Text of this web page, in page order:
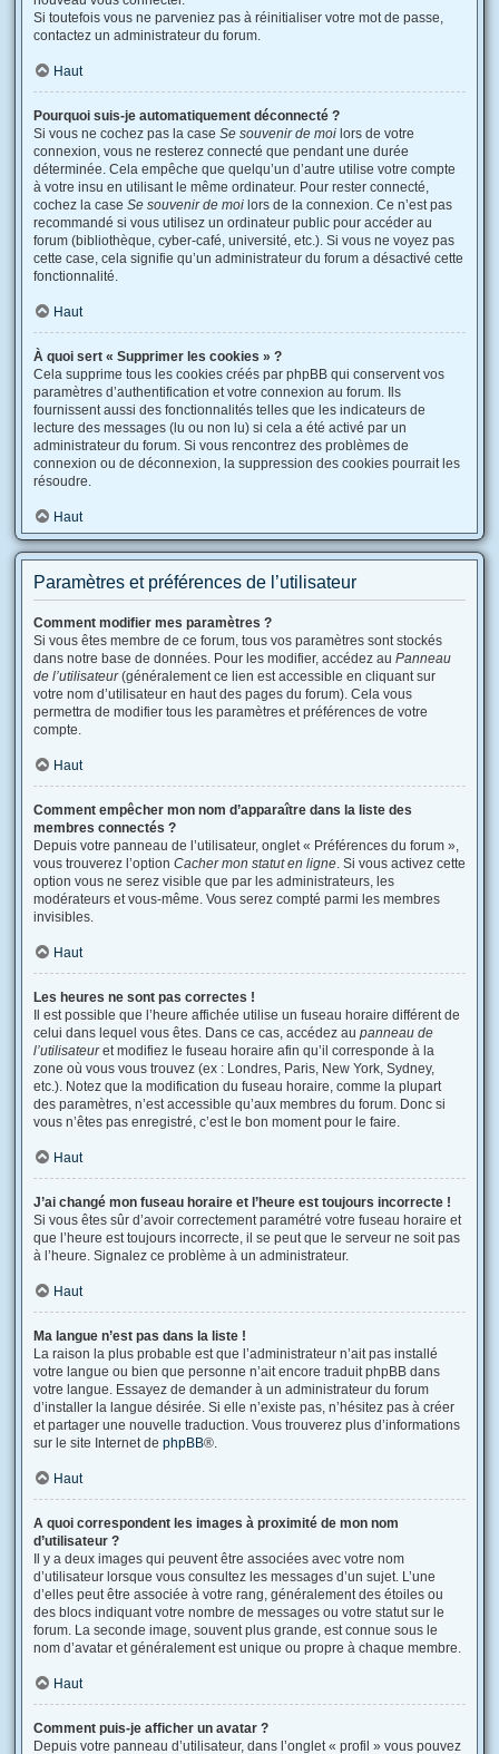
Si toutefois vous ne parveniez pas à réinitialiser votre mot de passe,
contactez un administrateur du forum.
Haut
Pourquoi suis-je automatiquement déconnecté ?
Si vous ne cochez pas la case Se souvenir de moi lors de votre
connexion, vous ne resterez connecté que pendant une durée
déterminée. Cela empêche que quelqu’un d’autre utilise votre compte
à votre insu en utilisant le même ordinateur. Pour rester connecté,
cochez la case Se souvenir de moi lors de la connexion. Ce n’est pas
recommandé si vous utilisez un ordinateur public pour accéder au
forum (bibliothèque, cyber-café, université, etc.). Si vous ne voyez pas
cette case, cela signifie qu’un administrateur du forum a désactivé cette
fonctionnalité.
Haut
À quoi sert « Supprimer les cookies » ?
Cela supprime tous les cookies créés par phpBB qui conservent vos
paramètres d’authentification et votre connexion au forum. Ils
fournissent aussi des fonctionnalités telles que les indicateurs de
lecture des messages (lu ou non lu) si cela a été activé par un
administrateur du forum. Si vous rencontrez des problèmes de
connexion ou de déconnexion, la suppression des cookies pourrait les
résoudre.
Haut
Paramètres et préférences de l’utilisateur
Comment modifier mes paramètres ?
Si vous êtes membre de ce forum, tous vos paramètres sont stockés
dans notre base de données. Pour les modifier, accédez au Panneau
de l’utilisateur(généralement ce lien est accessible en cliquant sur
votre nom d’utilisateur en haut des pages du forum). Cela vous
permettra de modifier tous les paramètres et préférences de votre
compte.
Haut
Comment empêcher mon nom d’apparaître dans la liste des
membres connectés ?
Depuis votre panneau de l’utilisateur, onglet « Préférences du forum »,
vous trouverez l’option Cacher mon statut en ligne. Si vous activez cette
option vous ne serez visible que par les administrateurs, les
modérateurs et vous-même. Vous serez compté parmi les membres
invisibles.
Haut
Les heures ne sont pas correctes !
Il est possible que l’heure affichée utilise un fuseau horaire différent de
celui dans lequel vous êtes. Dans ce cas, accédez au panneau de
l’utilisateuret modifiez le fuseau horaire afin qu’il corresponde à la
zone où vous vous trouvez (ex : Londres, Paris, New York, Sydney,
etc.). Notez que la modification du fuseau horaire, comme la plupart
des paramètres, n’est accessible qu’aux membres du forum. Donc si
vous n’êtes pas enregistré, c’est le bon moment pour le faire.
Haut
J’ai changé mon fuseau horaire et l’heure est toujours incorrecte !
Si vous êtes sûr d’avoir correctement paramétré votre fuseau horaire et
que l’heure est toujours incorrecte, il se peut que le serveur ne soit pas
à l’heure. Signalez ce problème à un administrateur.
Haut
Ma langue n’est pas dans la liste !
La raison la plus probable est que l’administrateur n’ait pas installé
votre langue ou bien que personne n’ait encore traduit phpBB dans
votre langue. Essayez de demander à un administrateur du forum
d’installer la langue désirée. Si elle n’existe pas, n’hésitez pas à créer
et partager une nouvelle traduction. Vous trouverez plus d’informations
sur le site Internet de phpBB®.
Haut
A quoi correspondent les images à proximité de mon nom
d’utilisateur ?
Il y a deux images qui peuvent être associées avec votre nom
d’utilisateur lorsque vous consultez les messages d’un sujet. L’une
d’elles peut être associée à votre rang, généralement des étoiles ou
des blocs indiquant votre nombre de messages ou votre statut sur le
forum. La seconde image, souvent plus grande, est connue sous le
nom d’avatar et généralement est unique ou propre à chaque membre.
Haut
Comment puis-je afficher un avatar ?
Depuis votre panneau d’utilisateur, dans l’onglet « profil » vous pouvez